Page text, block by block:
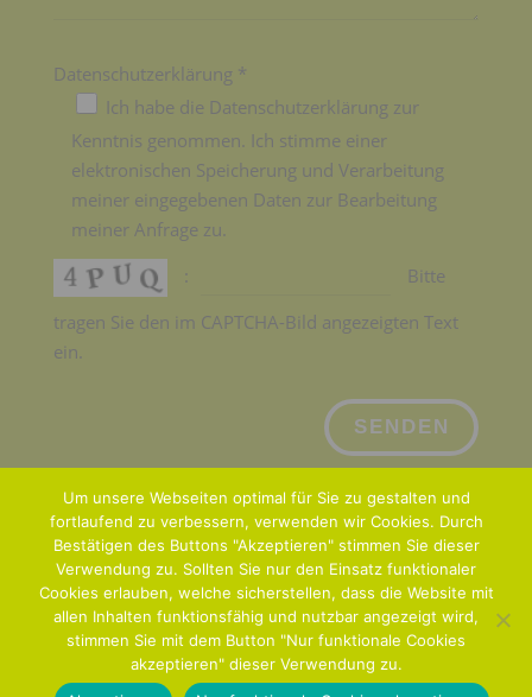
Datenschutzerklärung *
Ich habe die Datenschutzerklärung zur
Kenntnis genommen. Ich stimme einer
elektronischen Speicherung und Verarbeitung
meiner eingegebenen Daten zur Bearbeitung
meiner Anfrage zu.
Bitte
tragen Sie den im CAPTCHA-Bild angezeigten Text
ein.
Feld
leer.
Home Wir über uns Grafik Design
Print
Digital
Verlag für Digitale Medien
Verlag Printmedien
Kontakt
Standorte
Jobs
Um unsere Webseiten optimal für Sie zu gestalten und
fortlaufend zu verbessern, verwenden wir Cookies. Durch
Bestätigen des Buttons "Akzeptieren" stimmen Sie dieser
Verwendung zu. Sollten Sie nur den Einsatz funktionaler
Cookies erlauben, welche sicherstellen, dass die Website mit
allen Inhalten funktionsfähig und nutzbar angezeigt wird,
stimmen Sie mit dem Button "Nur funktionale Cookies
akzeptieren" dieser Verwendung zu.